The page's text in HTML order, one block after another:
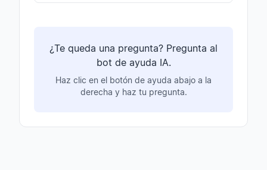
¿Te queda una pregunta? Pregunta al
bot de ayuda IA.
Haz clic en el botón de ayuda abajo a la
derecha y haz tu pregunta.